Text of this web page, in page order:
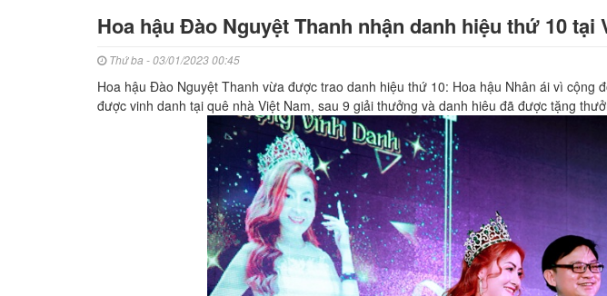
Hoa hậu Đào Nguyệt Thanh nhận danh hiệu thứ 10 tại
Thứ ba - 03/01/2023 00:45
Hoa hậu Đào Nguyệt Thanh vừa được trao danh hiệu thứ 10: Hoa hậu Nhân ái vì cộng
được vinh danh tại quê nhà Việt Nam, sau 9 giải thưởng và danh hiêu đã được tặng